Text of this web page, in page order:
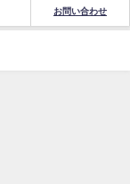
お問い合わせ